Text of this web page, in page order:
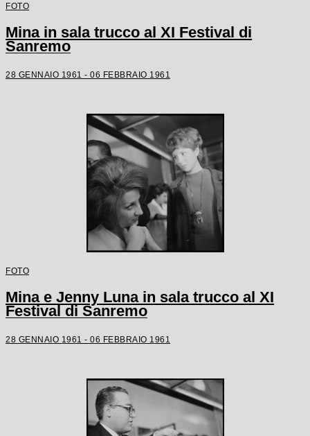
FOTO
Mina in sala trucco al XI Festival di
Sanremo
28 GENNAIO 1961 - 06 FEBBRAIO 1961
FOTO
Mina e Jenny Luna in sala trucco al XI
Festival di Sanremo
28 GENNAIO 1961 - 06 FEBBRAIO 1961